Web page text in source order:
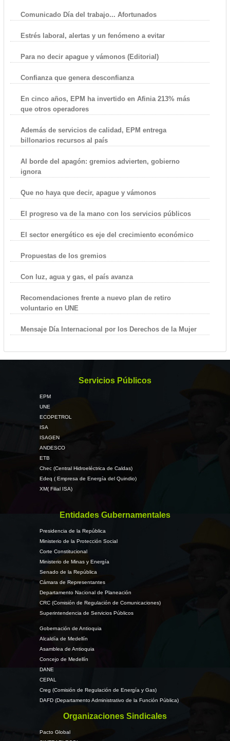
Comunicado Día del trabajo... Afortunados
Estrés laboral, alertas y un fenómeno a evitar
Para no decir apague y vámonos (Editorial)
Confianza que genera desconfianza
En cinco años, EPM ha invertido en Afinia 213% más
que otros operadores
Además de servicios de calidad, EPM entrega
billonarios recursos al país
Al borde del apagón: gremios advierten, gobierno
ignora
Que no haya que decir, apague y vámonos
El progreso va de la mano con los servicios públicos
El sector energético es eje del crecimiento económico
Propuestas de los gremios
Con luz, agua y gas, el país avanza
Recomendaciones frente a nuevo plan de retiro
voluntario en UNE
Mensaje Día Internacional por los Derechos de la Mujer
Servicios Públicos
EPM
UNE
ECOPETROL
ISA
ISAGEN
ANDESCO
ETB
Chec (Central Hidroeléctrica de Caldas)
Edeq ( Empresa de Energía del Quindio)
XM( Filial ISA)
Entidades Gubernamentales
Presidencia de la República
Ministerio de la Protección Social
Corte Constitucional
Ministerio de Minas y Energía
Senado de la República
Cámara de Representantes
Departamento Nacional de Planeación
CRC (Comisión de Regulación de Comunicaciones)
Superintendencia de Servicios Públicos
Gobernación de Antioquia
Alcaldía de Medellín
Asamblea de Antioquia
Concejo de Medellín
DANE
CEPAL
Creg (Comisión de Regulación de Energía y Gas)
DAFD (Departamento Administrativo de la Función Pública)
Organizaciones Sindicales
Pacto Global